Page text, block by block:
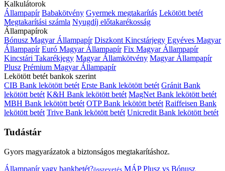
Kalkulátorok
Állampapír Babakötvény Gyermek megtakarítás Lekötött betét
Megtakarítási számla Nyugdíj előtakarékosság
Állampapírok
Bónusz Magyar Állampapír Diszkont Kincstárjegy Egyéves Magyar
Állampapír Euró Magyar Állampapír Fix Magyar Állampapír
Kincstári Takarékjegy Magyar Államkötvény Magyar Állampapír
Plusz Prémium Magyar Állampapír
Lekötött betét bankok szerint
CIB Bank lekötött betét Erste Bank lekötött betét Gránit Bank
lekötött betét K&H Bank lekötött betét MagNet Bank lekötött betét
MBH Bank lekötött betét OTP Bank lekötött betét Raiffeisen Bank
lekötött betét Trive Bank lekötött betét Unicredit Bank lekötött betét
Tudástár
Gyors magyarázatok a biztonságos megtakarításhoz.
Állampapír vagy bankbetét?összevetés MÁP Plusz vs Bónusz